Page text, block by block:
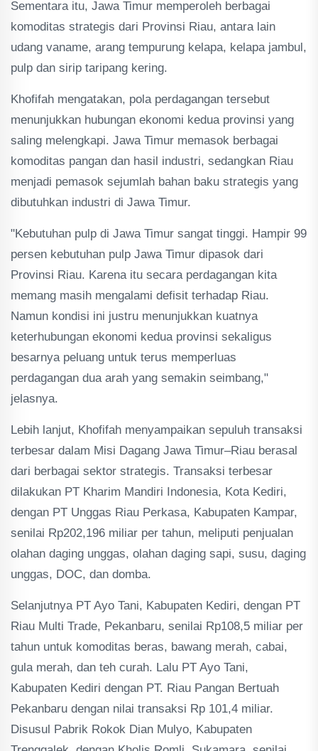
Sementara itu, Jawa Timur memperoleh berbagai
komoditas strategis dari Provinsi Riau, antara lain
udang vaname, arang tempurung kelapa, kelapa jambul,
pulp dan sirip taripang kering.
Khofifah mengatakan, pola perdagangan tersebut
menunjukkan hubungan ekonomi kedua provinsi yang
saling melengkapi. Jawa Timur memasok berbagai
komoditas pangan dan hasil industri, sedangkan Riau
menjadi pemasok sejumlah bahan baku strategis yang
dibutuhkan industri di Jawa Timur.
"Kebutuhan pulp di Jawa Timur sangat tinggi. Hampir 99
persen kebutuhan pulp Jawa Timur dipasok dari
Provinsi Riau. Karena itu secara perdagangan kita
memang masih mengalami defisit terhadap Riau.
Namun kondisi ini justru menunjukkan kuatnya
keterhubungan ekonomi kedua provinsi sekaligus
besarnya peluang untuk terus memperluas
perdagangan dua arah yang semakin seimbang,"
jelasnya.
Lebih lanjut, Khofifah menyampaikan sepuluh transaksi
terbesar dalam Misi Dagang Jawa Timur–Riau berasal
dari berbagai sektor strategis. Transaksi terbesar
dilakukan PT Kharim Mandiri Indonesia, Kota Kediri,
dengan PT Unggas Riau Perkasa, Kabupaten Kampar,
senilai Rp202,196 miliar per tahun, meliputi penjualan
olahan daging unggas, olahan daging sapi, susu, daging
unggas, DOC, dan domba.
Selanjutnya PT Ayo Tani, Kabupaten Kediri, dengan PT
Riau Multi Trade, Pekanbaru, senilai Rp108,5 miliar per
tahun untuk komoditas beras, bawang merah, cabai,
gula merah, dan teh curah. Lalu PT Ayo Tani,
Kabupaten Kediri dengan PT. Riau Pangan Bertuah
Pekanbaru dengan nilai transaksi Rp 101,4 miliar.
Disusul Pabrik Rokok Dian Mulyo, Kabupaten